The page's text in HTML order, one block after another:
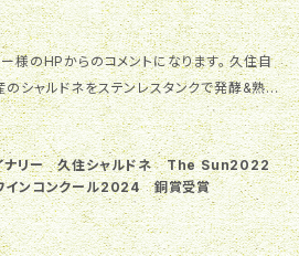
星座シリーズ」 この紳士の名前はLeo(獅子
ガントで力強さも持った男。久住ワイナリーが
さんの葡萄を主体にしてつくった黄道12星座
一つです。
度合い 甘口 ☆☆☆☆☆☆★ 辛口 原料葡萄
(久住自社農園、契約農家) ブランド 猫シリー
歴 2024日本ワインコンクール銀賞受賞 栓
ルク Alc度数 12.5％ 内容量 720ml 保存方
度-15度) ブランドについて 「猫シリーズ」
」は、いつも工場の窓から仕込み作業を見守
いる2匹のワイナリーキャットに捧げるその
に冠したものです。
様のHPからのコメントになります。 久住自
のシャルドネをステンレスタンクで発酵&熟
花やハーブ、火打石を思わせる香りにゆずや
フルーツなどの柑橘の清涼感あるフレーバ
た硬質な酸が長く澄んだ余韻を導きます。 商
ク 商品名 2024 Kuju Chardonnay The S
の度合い 甘口 ☆☆☆☆☆☆★ 辛口 原料葡
ドネ(久住自社農園) ブランド 猫シリーズ 受
ナリー 久住シャルドネ The Sun2022
ンコンクール2024 銅賞受賞